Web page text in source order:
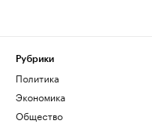
Рубрики
Политика
Экономика
Общество